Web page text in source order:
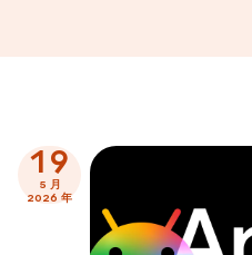
19
5 月
2026 年